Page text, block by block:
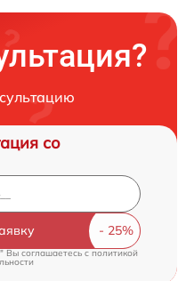
со
Вы соглашаетесь cполитикой